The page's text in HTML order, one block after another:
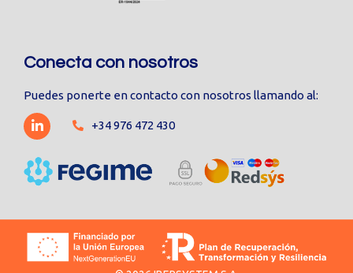
Conecta con nosotros
Puedes ponerte en contacto con nosotros llamando al:
+34 976 472 430